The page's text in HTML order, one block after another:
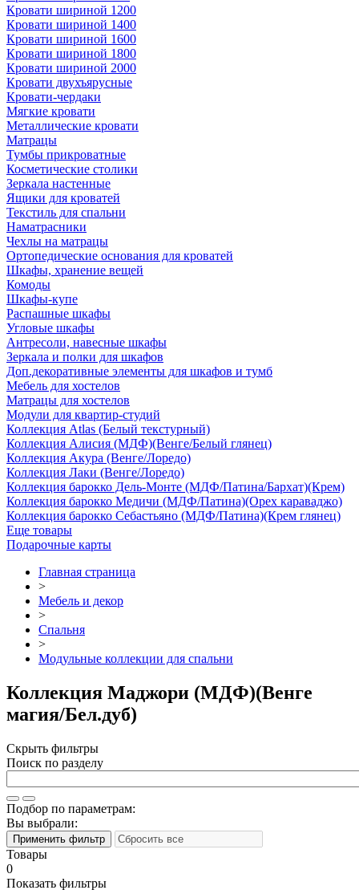
Кровати шириной 1200
Кровати шириной 1400
Кровати шириной 1600
Кровати шириной 1800
Кровати шириной 2000
Кровати двухъярусные
Кровати-чердаки
Мягкие кровати
Металлические кровати
Матрацы
Тумбы прикроватные
Косметические столики
Зеркала настенные
Ящики для кроватей
Текстиль для спальни
Наматрасники
Чехлы на матрацы
Ортопедические основания для кроватей
Шкафы, хранение вещей
Комоды
Шкафы-купе
Распашные шкафы
Угловые шкафы
Антресоли, навесные шкафы
Зеркала и полки для шкафов
Доп.декоративные элементы для шкафов и тумб
Мебель для хостелов
Матрацы для хостелов
Модули для квартир-студий
Коллекция Atlas (Белый текстурный)
Коллекция Алисия (МДФ)(Венге/Белый глянец)
Коллекция Акура (Венге/Лоредо)
Коллекция Лаки (Венге/Лоредо)
Коллекция барокко Дель-Монте (МДФ/Патина/Бархат)(Крем)
Коллекция барокко Медичи (МДФ/Патина)(Орех караваджо)
Коллекция барокко Себастьяно (МДФ/Патина)(Крем глянец)
Еще товары
Подарочные карты
Главная страница
>
Мебель и декор
>
Спальня
>
Модульные коллекции для спальни
Коллекция Маджори (МДФ)(Венге
магия/Бел.дуб)
Скрыть фильтры
Поиск по разделу
Подбор по параметрам:
Вы выбрали:
Товары
0
Показать фильтры